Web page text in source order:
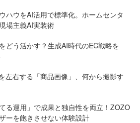
ハウをAI活用で標準化。ホームセンタ
場主義AI実装術
どう活かす？生成AI時代のEC戦略を
左右する「商品画像」、何から撮影す
る運用」で成果と独自性を両立！ZOZO
ーを飽きさせない体験設計